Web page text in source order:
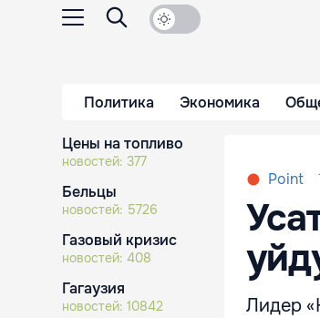
Политика Экономика
Цены на топливо
новостей: 377
Бельцы
новостей: 5726
Газовый кризис
новостей: 408
Гагаузия
новостей: 10842
Point
Лидер